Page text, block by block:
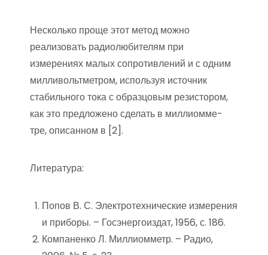
Несколько проще этот метод можно
реализовать радиолюбителям при
измерениях малых сопротивлений и с одним
милливольтметром, используя источник
стабильного тока с образцовым резистором,
как это предложено сделать в миллиомме-
тре, описанном в [2].
Литература:
Попов В. С. Электротехнические измерения
и приборы. – Госэнергоиздат, 1956, с. 186.
Компаненко Л. Миллиомметр. – Радио,